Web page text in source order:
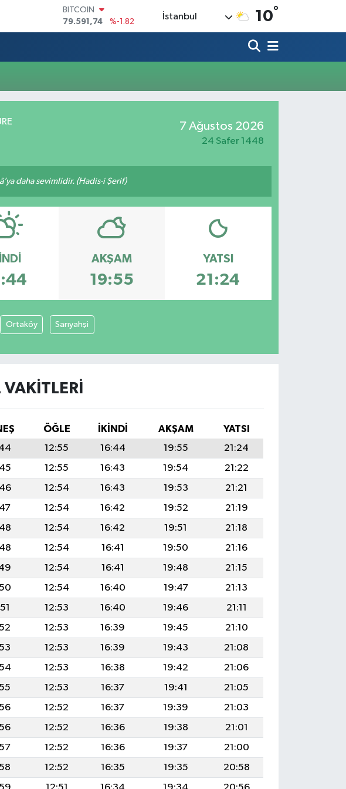
BITCOIN
79.591,74
%-1.82
DOLAR
61,60380
%0.18
İstanbul 10°
7 Ağustos 2026
24 Safer 1448
daha sevimlidir. (Hadis-i Şerif)
AKŞAM
19:55
YATSI
21:24
Ortaköy Sarıyahşi
ÖĞLE İKINDI AKŞAM
YATSI
12:55 16:44 19:55
21:24
12:55 16:43 19:54
21:22
12:54 16:43 19:53
21:21
12:54 16:42 19:52
21:19
12:54 16:42 19:51
21:18
12:54 16:41 19:50
21:16
12:54 16:41 19:48
21:15
12:54 16:40 19:47
21:13
12:53 16:40 19:46
21:11
12:53 16:39 19:45
21:10
12:53 16:39 19:43
21:08
12:53 16:38 19:42
21:06
12:53 16:37 19:41
21:05
12:52 16:37 19:39
21:03
12:52 16:36 19:38
21:01
12:52 16:36 19:37
21:00
12:52 16:35 19:35
20:58